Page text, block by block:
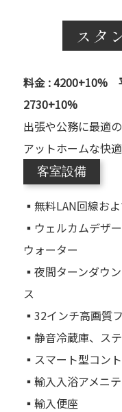
スタ
料金 : 4200+10%
2730+10%
出張や公務に最適
アットホームな快
客室設備
▪無料LAN回線お
▪ウェルカムデザ
ウォーター
▪夜間ターンダウ
ス
▪32インチ高画質
▪静音冷蔵庫、ス
▪スマート型コン
▪輸入入浴アメニテ
▪輸入便座